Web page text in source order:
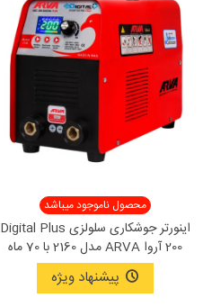
محصول ناموجود میباشد
اینورتر جوشکاری سلولزی Digital Plus
200 آروا ARVA مدل 2160 با 70 ماه
گارانتی
پیشنهاد ویژه